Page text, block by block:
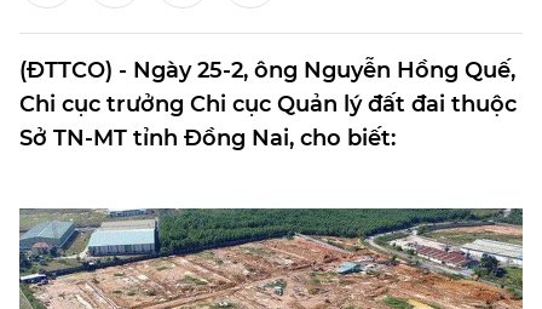
(ĐTTCO) - Ngày 25-2, ông Nguyễn Hồng Quế,
Chi cục trưởng Chi cục Quản lý đất đai thuộc
Sở TN-MT tỉnh Đồng Nai, cho biết: